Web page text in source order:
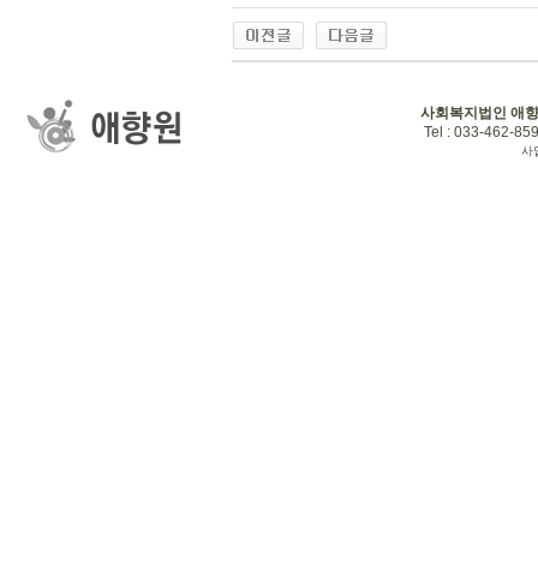
사회복지법인 애
Tel : 033-462-
사